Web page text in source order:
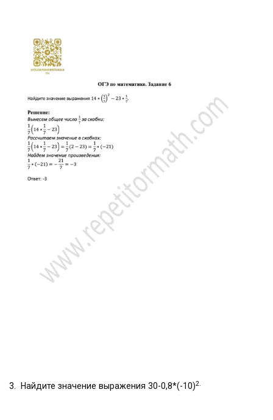
3. Найдите значение выражения 30-0,8*(-10)2.